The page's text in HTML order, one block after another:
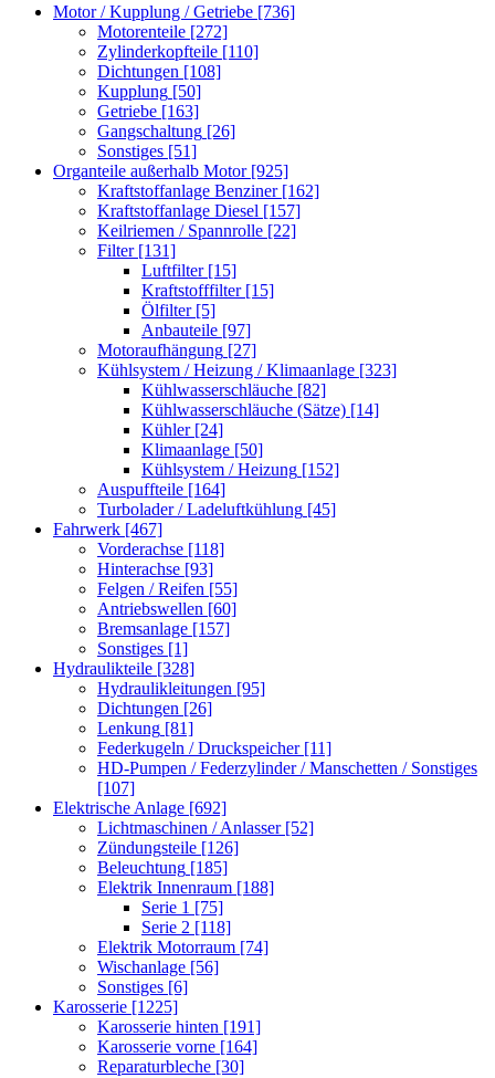
Motor / Kupplung / Getriebe [736]
Motorenteile [272]
Zylinderkopfteile [110]
Dichtungen [108]
Kupplung [50]
Getriebe [163]
Gangschaltung [26]
Sonstiges [51]
Organteile außerhalb Motor [925]
Kraftstoffanlage Benziner [162]
Kraftstoffanlage Diesel [157]
Keilriemen / Spannrolle [22]
Filter [131]
Luftfilter [15]
Kraftstofffilter [15]
Ölfilter [5]
Anbauteile [97]
Motoraufhängung [27]
Kühlsystem / Heizung / Klimaanlage [323]
Kühlwasserschläuche [82]
Kühlwasserschläuche (Sätze) [14]
Kühler [24]
Klimaanlage [50]
Kühlsystem / Heizung [152]
Auspuffteile [164]
Turbolader / Ladeluftkühlung [45]
Fahrwerk [467]
Vorderachse [118]
Hinterachse [93]
Felgen / Reifen [55]
Antriebswellen [60]
Bremsanlage [157]
Sonstiges [1]
Hydraulikteile [328]
Hydraulikleitungen [95]
Dichtungen [26]
Lenkung [81]
Federkugeln / Druckspeicher [11]
HD-Pumpen / Federzylinder / Manschetten / Sonstiges
[107]
Elektrische Anlage [692]
Lichtmaschinen / Anlasser [52]
Zündungsteile [126]
Beleuchtung [185]
Elektrik Innenraum [188]
Serie 1 [75]
Serie 2 [118]
Elektrik Motorraum [74]
Wischanlage [56]
Sonstiges [6]
Karosserie [1225]
Karosserie hinten [191]
Karosserie vorne [164]
Reparaturbleche [30]